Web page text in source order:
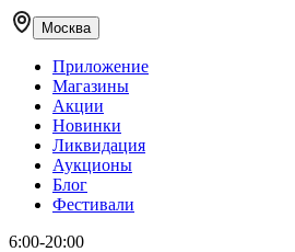
Москва
Приложение
Магазины
Акции
Новинки
Ликвидация
Аукционы
Блог
Фестивали
6:00-20:00